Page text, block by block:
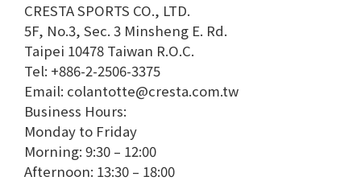
CRESTA SPORTS CO., LTD.
5F, No.3, Sec. 3 Minsheng E. Rd.
Taipei 10478 Taiwan R.O.C.
Tel: +886-2-2506-3375
Email: colantotte@cresta.com.tw
Business Hours:
Monday to Friday
Morning: 9:30 – 12:00
Afternoon: 13:30 – 18:00